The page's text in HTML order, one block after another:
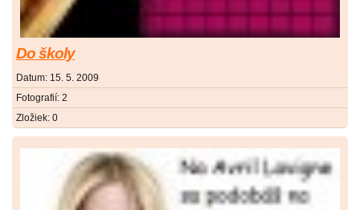
Do školy
Datum: 15. 5. 2009
Fotografií: 2
Zložiek: 0